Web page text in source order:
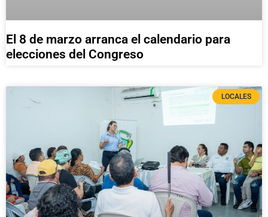
El 8 de marzo arranca el calendario para
elecciones del Congreso
LOCALES